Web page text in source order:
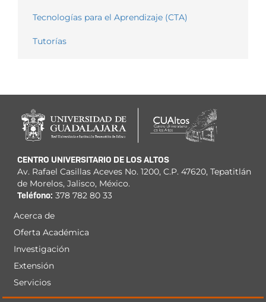
Tecnologías para el Aprendizaje (CTA)
Tutorías
CENTRO UNIVERSITARIO DE LOS ALTOS
Av. Rafael Casillas Aceves No. 1200, C.P. 47620, Tepatitlán
de Morelos, Jalisco, México.
Teléfono: 378 782 80 33
Menú
principal
Acerca de
Oferta Académica
Investigación
Extensión
Servicios